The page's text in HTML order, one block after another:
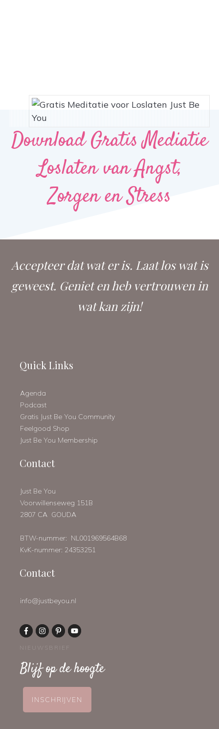
Download Gratis Mediatie
Loslaten van Angst,
Zorgen en Stress
Accepteer dat wat er is. Laat los wat is
geweest. Geniet en heb vertrouwen in
wat kan zijn!
Quick Links
Agenda
Podcast
Gratis Just Be You Community
Feelgood Shop
Just Be You Membership
Contact
Just Be You
Voorwillenseweg 151B
2807 CA GOUDA
BTW-nummer: NL001969564B68
KvK-nummer: 24353251
Contact
info@justbeyou.nl
NIEUWSBRIEF
Blijf op de hoogte
INSCHRIJVEN